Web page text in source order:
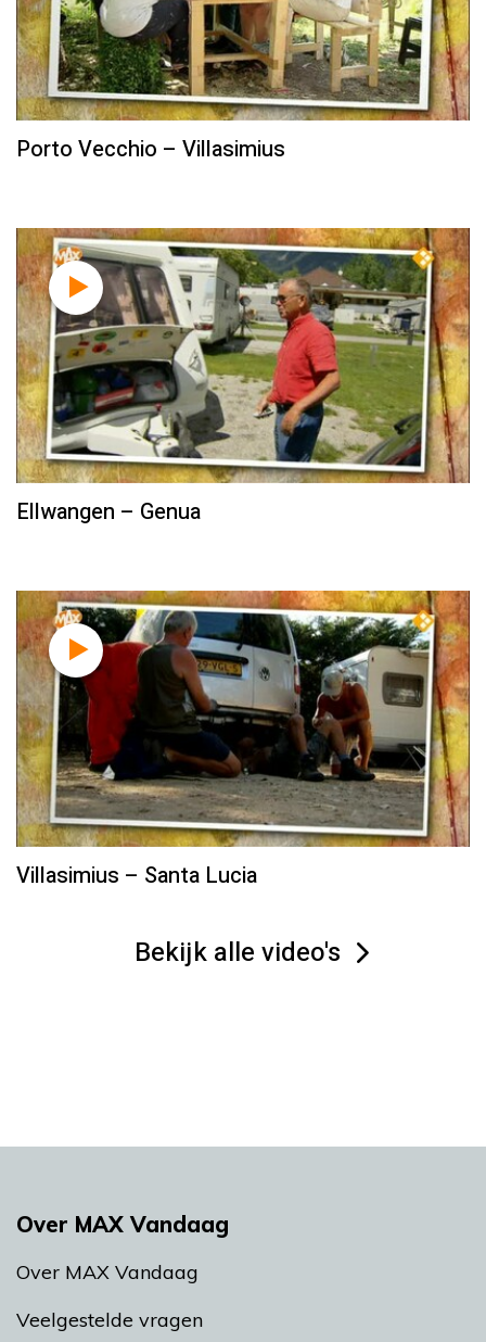
Porto Vecchio – Villasimius
Ellwangen – Genua
Villasimius – Santa Lucia
Bekijk alle video's
Over MAX Vandaag
Over MAX Vandaag
Veelgestelde vragen